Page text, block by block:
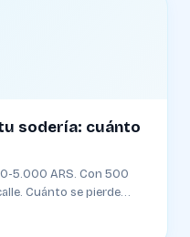
sodería: cuánto
5.000 ARS. Con 500
Cuánto se pierde